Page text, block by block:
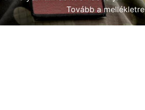
Tovább a mellékletre